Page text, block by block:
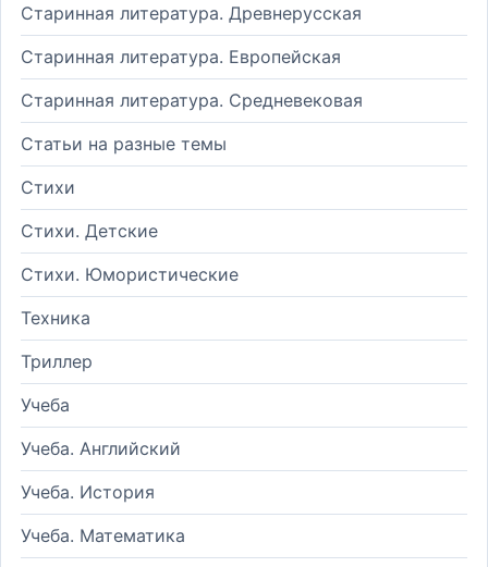
Старинная литература. Древнерусская
Старинная литература. Европейская
Старинная литература. Средневековая
Статьи на разные темы
Стихи
Стихи. Детские
Стихи. Юмористические
Техника
Триллер
Учеба
Учеба. Английский
Учеба. История
Учеба. Математика